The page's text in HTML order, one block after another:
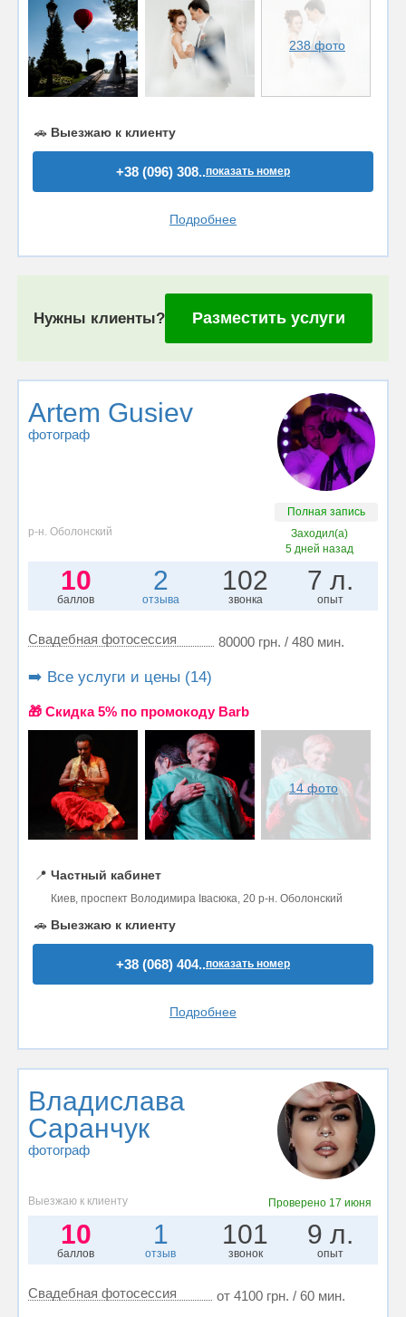
238 фото
🚗 Выезжаю к клиенту
+38 (096) 308..показать номер
Подробнее
Нужны клиенты? Разместить услуги
Artem Gusiev
фотограф
Полная запись
р-н. Оболонский
Заходил(а)
5 дней назад
10
баллов
2
отзыва
102
звонка
7 л.
опыт
Свадебная фотосессия 80000 грн. / 480 мин.
➡️ Все услуги и цены (14)
🎁 Cкидка 5% по промокоду Barb
14 фото
📍 Частный кабинет
Киев, проспект Володимира Івасюка, 20 р-н. Оболонский
🚗 Выезжаю к клиенту
+38 (068) 404..показать номер
Подробнее
Владислава
Саранчук
фотограф
Выезжаю к клиенту Проверено 17 июня
10
баллов
1
отзыв
101
звонок
9 л.
опыт
Свадебная фотосессия от 4100 грн. / 60 мин.